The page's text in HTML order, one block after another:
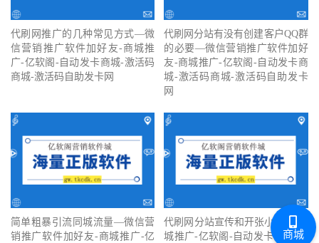
代刷网推广的几种常见方式—微
信营销推广软件加好友-商城推
广-亿软阁-自动发卡商城-激活码
商城-激活码自助发卡网
代刷网分站有没有创建客户QQ群
的必要—微信营销推广软件加好
友-商城推广-亿软阁-自动发卡商
城-激活码商城-激活码自助发卡
网
简单粗暴引流同城流量—微信营
销推广软件加好友-商城推广-亿
代刷网分站宣传和开张小技巧-商
城推广-亿软阁-自动发卡商城-激
商城